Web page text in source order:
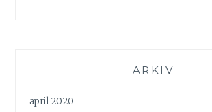
ARKIV
april 2020